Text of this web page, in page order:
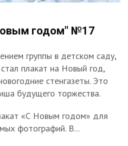
годом" №17
группы в детском саду,
плакат на Новый год,
стенгазеты. Это
будущего торжества.
«С Новым годом» для
фотографий. В...